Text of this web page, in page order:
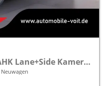
1.5 eTSI 110 kW Trend AHK Lane+Side Kamera VZE
Neuwagen